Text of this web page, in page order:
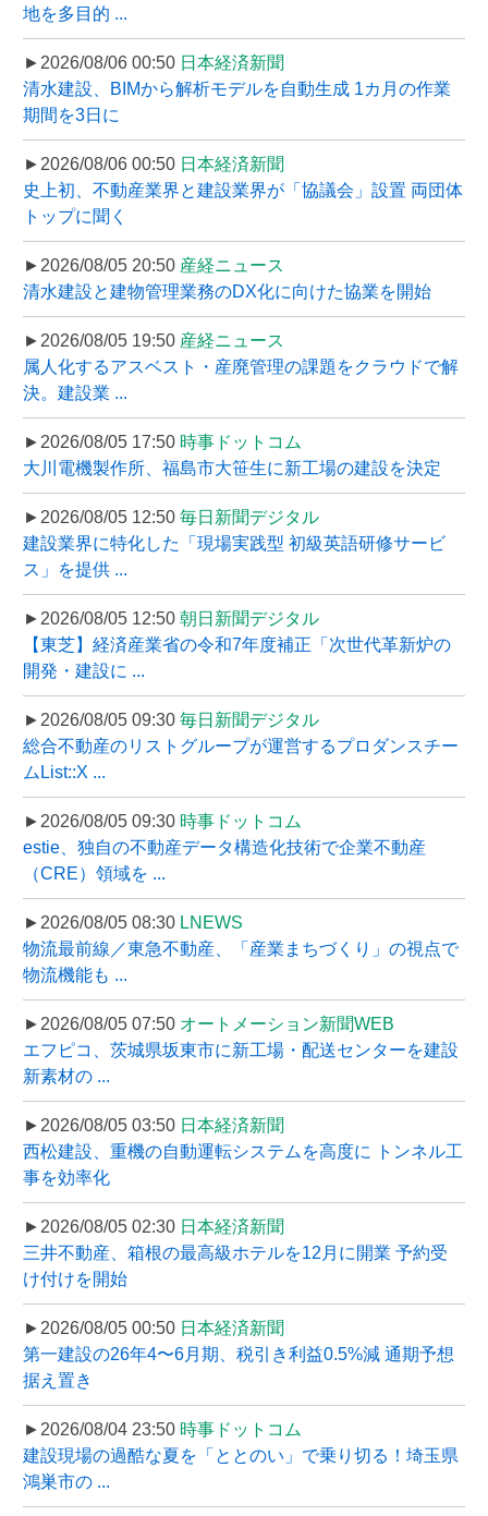
地を多目的 ...
►2026/08/06 00:50 日本経済新聞
清水建設、BIMから解析モデルを自動生成 1カ月の作業
期間を3日に
►2026/08/06 00:50 日本経済新聞
史上初、不動産業界と建設業界が「協議会」設置 両団体
トップに聞く
►2026/08/05 20:50 産経ニュース
清水建設と建物管理業務のDX化に向けた協業を開始
►2026/08/05 19:50 産経ニュース
属人化するアスベスト・産廃管理の課題をクラウドで解
決。建設業 ...
►2026/08/05 17:50 時事ドットコム
大川電機製作所、福島市大笹生に新工場の建設を決定
►2026/08/05 12:50 毎日新聞デジタル
建設業界に特化した「現場実践型 初級英語研修サービ
ス」を提供 ...
►2026/08/05 12:50 朝日新聞デジタル
【東芝】経済産業省の令和7年度補正「次世代革新炉の
開発・建設に ...
►2026/08/05 09:30 毎日新聞デジタル
総合不動産のリストグループが運営するプロダンスチー
ムList::X ...
►2026/08/05 09:30 時事ドットコム
estie、独自の不動産データ構造化技術で企業不動産
（CRE）領域を ...
►2026/08/05 08:30 LNEWS
物流最前線／東急不動産、「産業まちづくり」の視点で
物流機能も ...
►2026/08/05 07:50 オートメーション新聞WEB
エフピコ、茨城県坂東市に新工場・配送センターを建設
新素材の ...
►2026/08/05 03:50 日本経済新聞
西松建設、重機の自動運転システムを高度に トンネル工
事を効率化
►2026/08/05 02:30 日本経済新聞
三井不動産、箱根の最高級ホテルを12月に開業 予約受
け付けを開始
►2026/08/05 00:50 日本経済新聞
第一建設の26年4〜6月期、税引き利益0.5%減 通期予想
据え置き
►2026/08/04 23:50 時事ドットコム
建設現場の過酷な夏を「ととのい」で乗り切る！埼玉県
鴻巣市の ...